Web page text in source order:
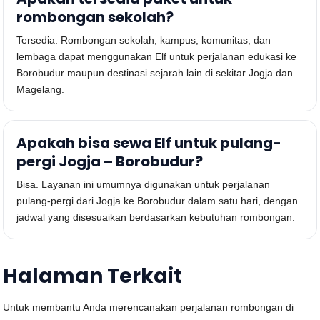
rombongan sekolah?
Tersedia. Rombongan sekolah, kampus, komunitas, dan
lembaga dapat menggunakan Elf untuk perjalanan edukasi ke
Borobudur maupun destinasi sejarah lain di sekitar Jogja dan
Magelang.
Apakah bisa sewa Elf untuk pulang-
pergi Jogja – Borobudur?
Bisa. Layanan ini umumnya digunakan untuk perjalanan
pulang-pergi dari Jogja ke Borobudur dalam satu hari, dengan
jadwal yang disesuaikan berdasarkan kebutuhan rombongan.
Halaman Terkait
Untuk membantu Anda merencanakan perjalanan rombongan di